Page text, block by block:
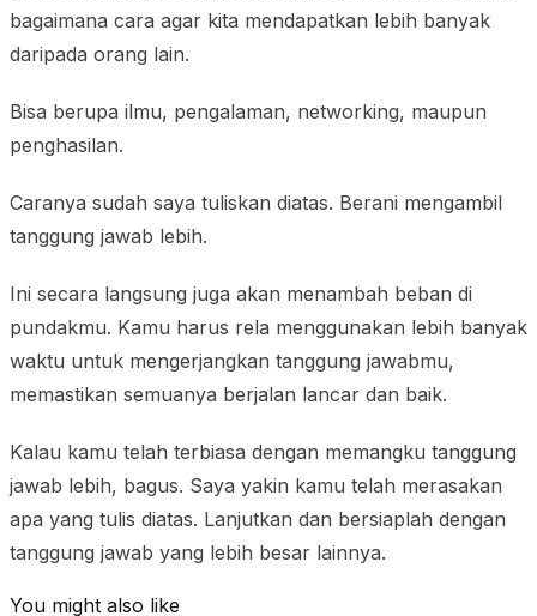
bagaimana cara agar kita mendapatkan lebih banyak
daripada orang lain.
Bisa berupa ilmu, pengalaman, networking, maupun
penghasilan.
Caranya sudah saya tuliskan diatas. Berani mengambil
tanggung jawab lebih.
Ini secara langsung juga akan menambah beban di
pundakmu. Kamu harus rela menggunakan lebih banyak
waktu untuk mengerjangkan tanggung jawabmu,
memastikan semuanya berjalan lancar dan baik.
Kalau kamu telah terbiasa dengan memangku tanggung
jawab lebih, bagus. Saya yakin kamu telah merasakan
apa yang tulis diatas. Lanjutkan dan bersiaplah dengan
tanggung jawab yang lebih besar lainnya.
You might also like